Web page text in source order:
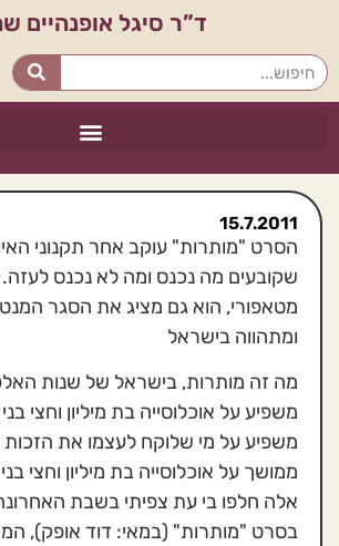
ד”ר סיגל אופנהיים
15.7.2011
הסרט "מותרות" עוקב אחר תקנוני
שקובעים מה נכנס ומה לא נכנס לעזה.
מטאפורי, הוא גם מציג את הסגר
ומתהווה בישראל
מה זה מותרות, בישראל של שנות
משפיע על אוכלוסייה בת מיליון וחצי
משפיע על מי שלוקח לעצמו את
ממושך על אוכלוסייה בת מיליון וחצי
אלה חלפו בי עת צפיתי בשבת
בסרט "מותרות" (במאי: דוד אופק),